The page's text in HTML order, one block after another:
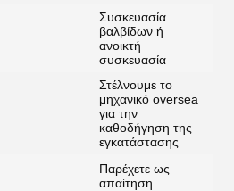
Συσκευασία
βαλβίδων ή
ανοικτή
συσκευασία
Στέλνουμε το
μηχανικό oversea
για την
καθοδήγηση της
εγκατάστασης
Παρέχετε ως
απαίτηση